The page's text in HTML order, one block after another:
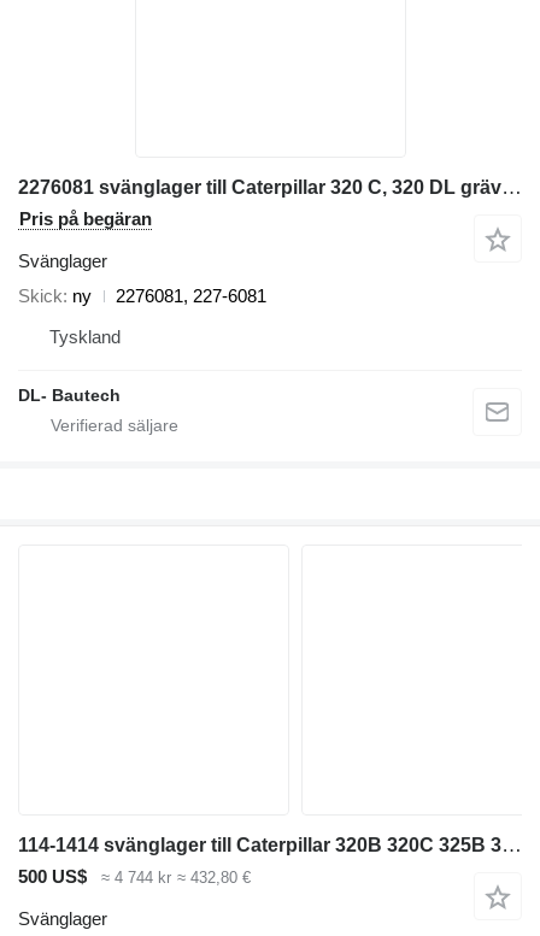
2276081 svänglager till Caterpillar 320 C, 320 DL grävmaskin
Pris på begäran
Svänglager
Skick ny
2276081, 227-6081
Tyskland
DL- Bautech
114-1414 svänglager till Caterpillar 320B 320C 325B 325C 330B 330C 330D 315D grävmaskin
500 US$ ≈ 4 744 kr ≈ 432,80 €
Svänglager